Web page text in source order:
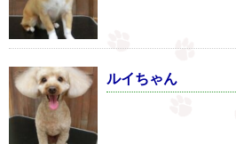
ルイちゃん